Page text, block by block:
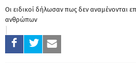
Οι ειδικοί δήλωσαν πως δεν αναμένονται
ανθρώπων